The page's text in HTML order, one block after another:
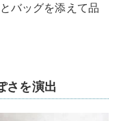
バッグを添えて品
さを演出